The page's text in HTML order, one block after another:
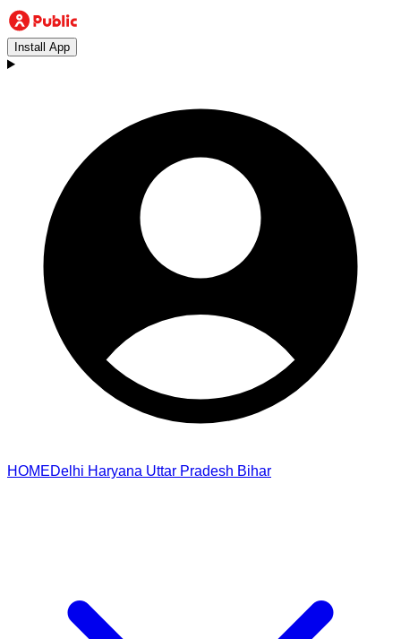
Install App
HOMEDelhi Haryana Uttar Pradesh Bihar